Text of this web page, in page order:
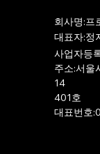
회사명:프
대표자:정
사업자등
주소:서울
14
401호
대표번호